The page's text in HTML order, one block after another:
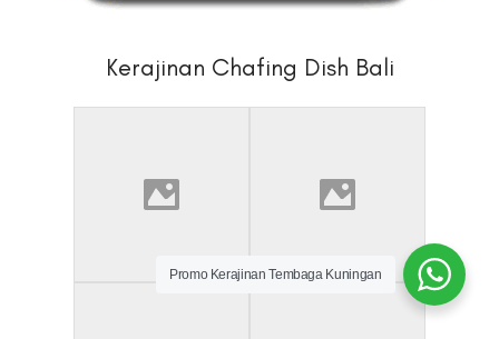
Kerajinan Chafing Dish Bali
Promo Kerajinan Tembaga Kuningan